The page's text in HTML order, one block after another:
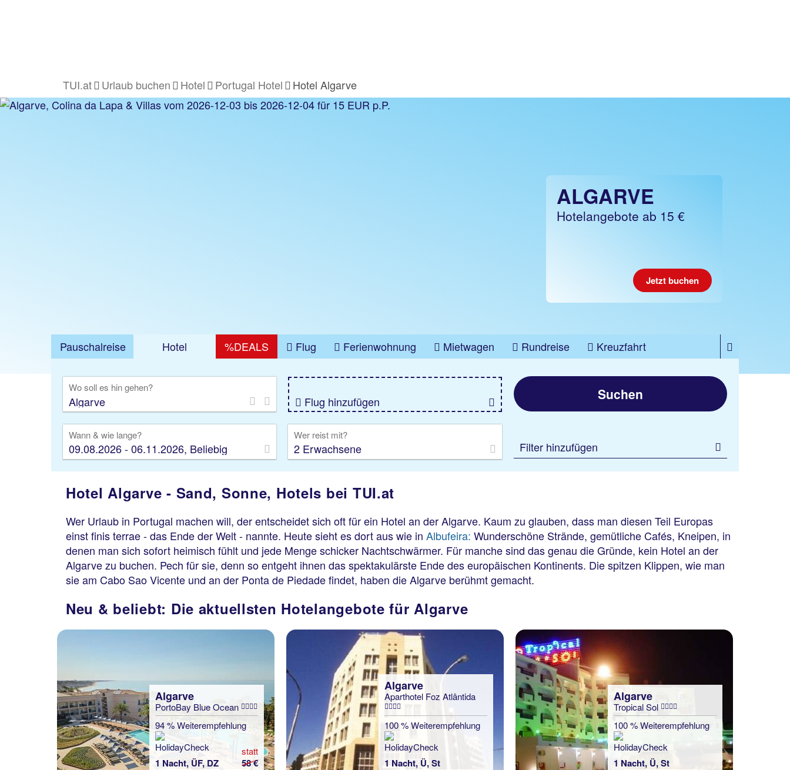
TUI.at Urlaub buchen Hotel Portugal Hotel Hotel Algarve
ALGARVE
Hotelangebote ab 15 €
Jetzt buchen
Pauschalreise Hotel %DEALS Flug Ferienwohnung Mietwagen Rundreise
Kreuzfahrt
Wo soll es hin gehen?
Flug hinzufügen
Wann & wie lange?
09.08.2026 - 06.11.2026, Beliebig
Wer reist mit?
2 Erwachsene
Suchen
Filter hinzufügen
Hotel Algarve - Sand, Sonne, Hotels bei TUI.at
Wer Urlaub in Portugal machen will, der entscheidet sich oft für ein Hotel an der Algarve. Kaum zu glauben, dass man diesen Teil Europas
einst finis terrae - das Ende der Welt - nannte. Heute sieht es dort aus wie in Albufeira: Wunderschöne Strände, gemütliche Cafés, Kneipen, in
denen man sich sofort heimisch fühlt und jede Menge schicker Nachtschwärmer. Für manche sind das genau die Gründe, kein Hotel an der
Algarve zu buchen. Pech für sie, denn so entgeht ihnen das spektakulärste Ende des europäischen Kontinents. Die spitzen Klippen, wie man
sie am Cabo Sao Vicente und an der Ponta de Piedade findet, haben die Algarve berühmt gemacht.
Neu & beliebt: Die aktuellsten Hotelangebote für Algarve
Algarve
PortoBay Blue Ocean
94 % Weiterempfehlung
1 Nacht, ÜF, DZ
statt
58 €
Algarve
Aparthotel Foz Atlântida
100 % Weiterempfehlung
1 Nacht, Ü, St
Algarve
Tropical Sol
100 % Weiterempfehlung
1 Nacht, Ü, St